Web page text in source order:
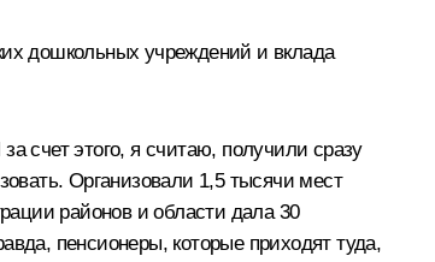
дошкольных учреждений и вклада
счет этого, я считаю, получили сразу
Организовали 1,5 тысячи мест
районов и области дала 30
пенсионеры, которые приходят туда,